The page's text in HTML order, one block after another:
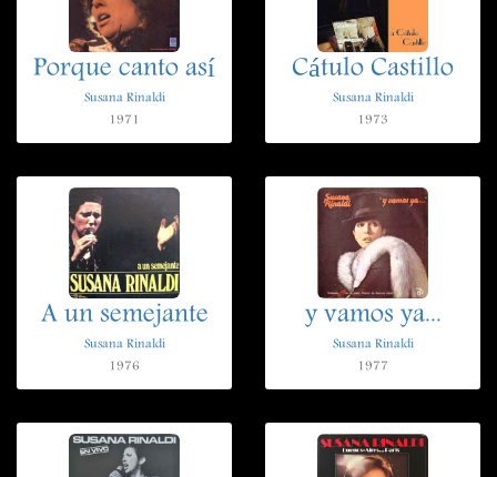
Porque canto así
Susana Rinaldi
1971
Cátulo Castillo
Susana Rinaldi
1973
A un semejante
Susana Rinaldi
1976
y vamos ya...
Susana Rinaldi
1977